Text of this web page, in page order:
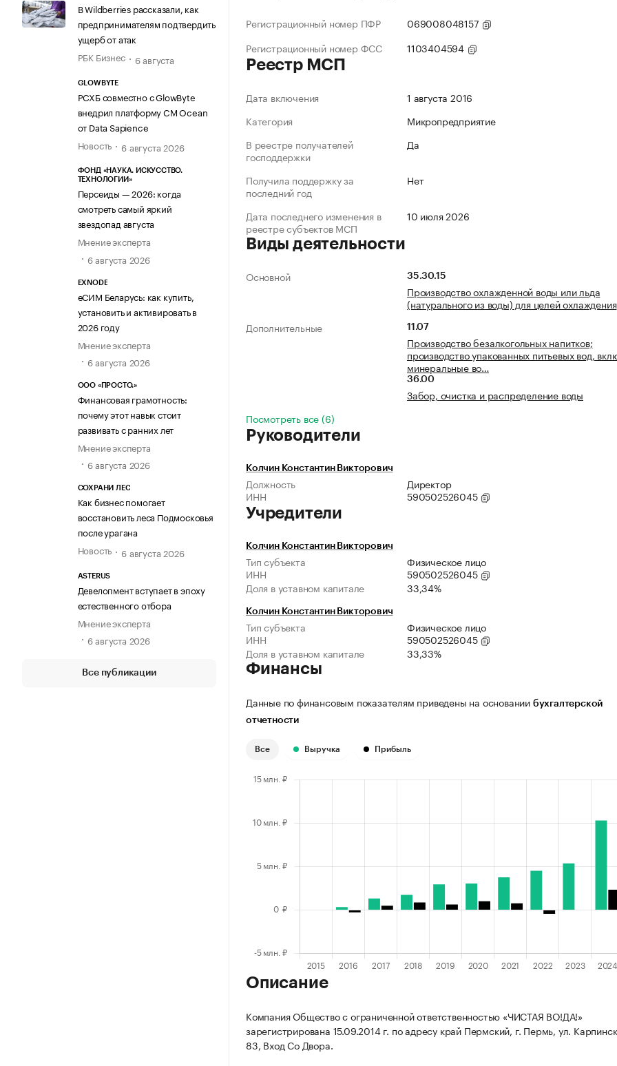
В Wildberries рассказали, как
предпринимателям подтвердить
ущерб от атак
РБК Бизнес
6 августа
GLOWBYTE
РСХБ совместно с GlowByte
внедрил платформу CM Ocean
от Data Sapience
Новость
6 августа 2026
ФОНД «НАУКА. ИСКУССТВО.
ТЕХНОЛОГИИ»
Персеиды — 2026: когда
смотреть самый яркий
звездопад августа
Мнение эксперта
6 августа 2026
EXNODE
еСИМ Беларусь: как купить,
установить и активировать в
2026 году
Мнение эксперта
6 августа 2026
ООО «ПРОСТО.»
Финансовая грамотность:
почему этот навык стоит
развивать с ранних лет
Мнение эксперта
6 августа 2026
СОХРАНИ ЛЕС
Как бизнес помогает
восстановить леса Подмосковья
после урагана
Новость
6 августа 2026
ASTERUS
Девелопмент вступает в эпоху
естественного отбора
Мнение эксперта
6 августа 2026
Все публикации
Регистрационный номер ПФР
069008048157
Регистрационный номер ФСС
1103404594
Реестр МСП
Дата включения
1 августа 2016
Категория
Микропредприятие
В реестре получателей
господдержки
Да
Получила поддержку за
последний год
Нет
Дата последнего изменения в
реестре субъектов МСП
10 июля 2026
Виды деятельности
Основной 35.30.15
Производство охлажденной воды или льда
(натурального из воды) для целей охлаждения
Дополнительные
11.07
Производство безалкогольных напитков;
производство упакованных питьевых вод,
минеральные во…
36.00
Забор, очистка и распределение воды
Посмотреть все (6)
Руководители
Колчин Константин Викторович
Должность
Директор
ИНН
590502526045
Учредители
Колчин Константин Викторович
Тип субъекта
Физическое лицо
ИНН
590502526045
Доля в уставном капитале
33,34%
Колчин Константин Викторович
Тип субъекта
Физическое лицо
ИНН
590502526045
Доля в уставном капитале
33,33%
Финансы
Данные по финансовым показателям приведены на основании бухгалтерской
отчетности
Все Выручка Прибыль
Описание
Компания Общество с ограниченной ответственностью «ЧИСТАЯ ВО!ДА!»
зарегистрирована 15.09.2014 г. по адресу край Пермский, г. Пермь, ул.
83, Вход Со Двора.